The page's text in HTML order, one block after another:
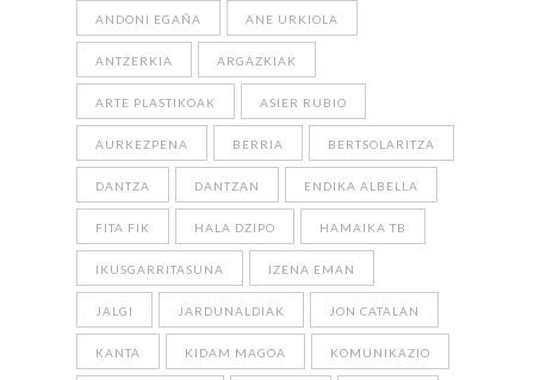
ANDONI EGAÑA ANE URKIOLA
ANTZERKIA ARGAZKIAK
ARTE PLASTIKOAK ASIER RUBIO
AURKEZPENA BERRIA BERTSOLARITZA
DANTZA DANTZAN ENDIKA ALBELLA
FITA FIK HALA DZIPO HAMAIKA TB
IKUSGARRITASUNA IZENA EMAN
JALGI JARDUNALDIAK JON CATALAN
KANTA KIDAM MAGOA KOMUNIKAZIO